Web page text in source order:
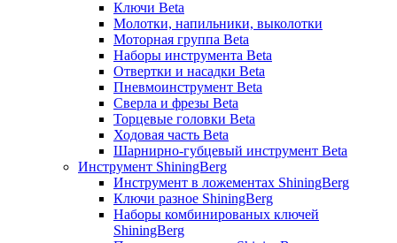
Ключи Beta
Молотки, напильники, выколотки
Моторная группа Beta
Наборы инструмента Beta
Отвертки и насадки Beta
Пневмоинструмент Beta
Сверла и фрезы Beta
Торцевые головки Beta
Ходовая часть Beta
Шарнирно-губцевый инструмент Beta
Инструмент ShiningBerg
Инструмент в ложементах ShiningBerg
Ключи разное ShiningBerg
Наборы комбинированых ключей
ShiningBerg